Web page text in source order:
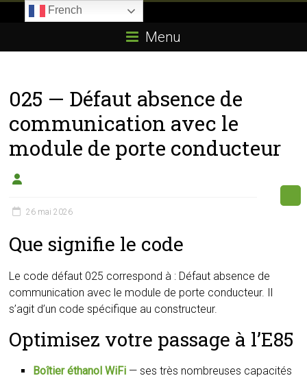
E85.com
passion
boîtier
éthanol
Menu
025 — Défaut absence de
communication avec le
module de porte conducteur
26 mai 2026
Que signifie le code
Le code défaut 025 correspond à : Défaut absence de
communication avec le module de porte conducteur. Il
s’agit d’un code spécifique au constructeur.
Optimisez votre passage à l’E85
Boîtier éthanol WiFi — ses très nombreuses capacités
French